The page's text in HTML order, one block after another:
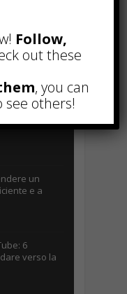
i 5
a Torino
un
e a
6
verso la
Follow,
out these
, you can
see others!